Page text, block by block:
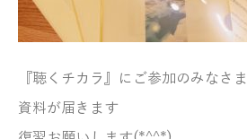
『聴くチカラ』にご参加のみなさま
資料が届きます